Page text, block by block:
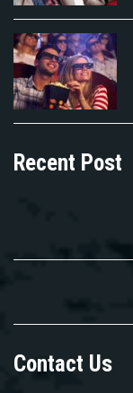
Recent Post
Contact Us